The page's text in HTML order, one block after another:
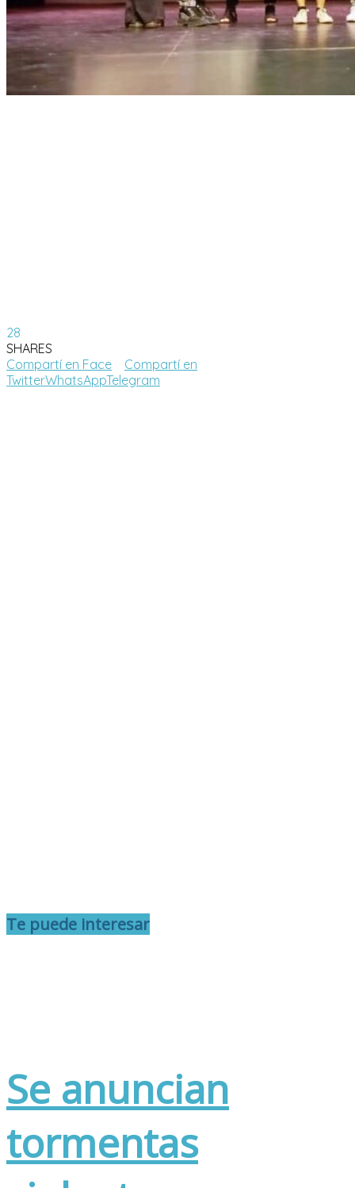
28
SHARES
Compartí en Face
Compartí en
TwitterWhatsAppTelegram
Te puede interesar
Se anuncian
tormentas